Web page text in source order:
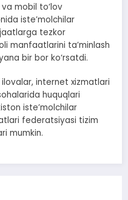
mobil to‘lov
iste’molchilar
tezkor
manfaatlarini ta’minlash
bir bor ko‘rsatdi.
internet xizmatlari
huquqlari
iste’molchilar
federatsiyasi tizim
mumkin.